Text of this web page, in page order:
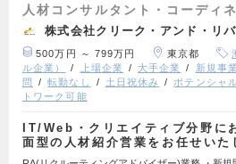
人材コンサルタント・コーディ
株式会社クリーク・アンド・リ
500万円 ～ 799万円 東京都
ル企業）
上場企業 大手企業 新規事
問
転勤なし 土日祝休み ポテンシャ
トワーク可能
IT/Web・クリエイティブ分野に
面型の人材紹介営業をお任せいた